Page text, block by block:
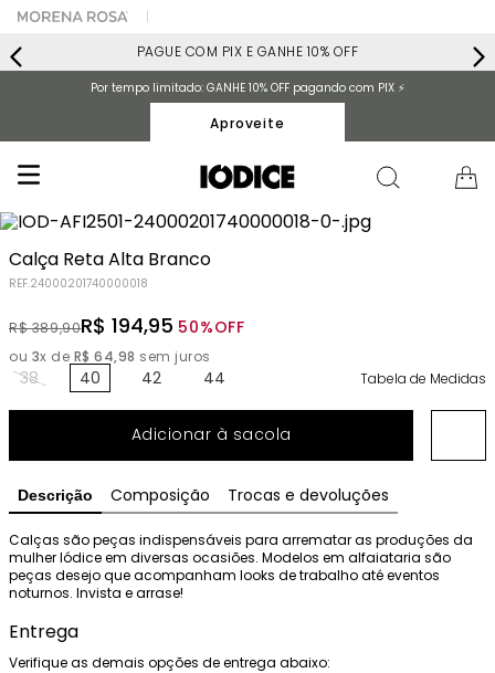
PAGUE COM PIX E GANHE 10% OFF
Por tempo limitado: GANHE 10% OFF pagando com PIX ⚡️
Aproveite
Calça Reta Alta Branco
REF.24000201740000018
R$ 389,90R$ 194,95 50%OFF
ou 3x de R$ 64,98 sem juros
38 40 42 44 Tabela de Medidas
Adicionar à sacola
Descrição Composição Trocas e devoluções
Calças são peças indispensáveis para arrematar as produções da
mulher Iódice em diversas ocasiões. Modelos em alfaiataria são
peças desejo que acompanham looks de trabalho até eventos
noturnos. Invista e arrase!
Entrega
Verifique as demais opções de entrega abaixo: